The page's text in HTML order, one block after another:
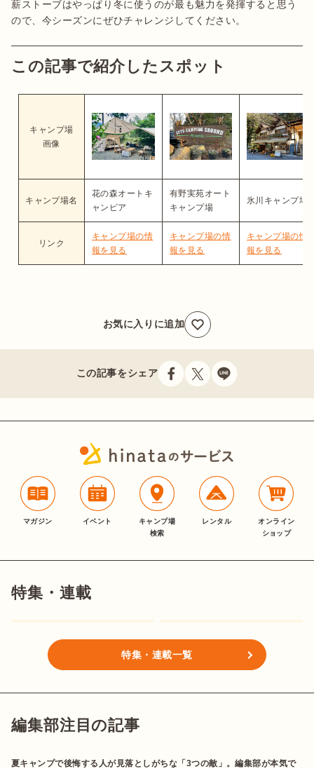
薪ストーブはやっぱり冬に使うのが最も魅力を発揮すると思う
ので、今シーズンにぜひチャレンジしてください。
この記事で紹介したスポット
キャンプ場
画像
キャンプ場名
花の森オートキ
ャンピア
有野実苑オート
キャンプ場
氷川キャンプ場
リンク
キャンプ場の情
報を見る
キャンプ場の情
報を見る
キャンプ場の情
報を見る
お気に入りに追加
この記事をシェア
マガジン イベント
キャンプ場
検索
レンタル
オンライン
ショップ
特集・連載
特集・連載一覧
編集部注目の記事
夏キャンプで後悔する人が見落としがちな「3つの敵」。編集部が本気で